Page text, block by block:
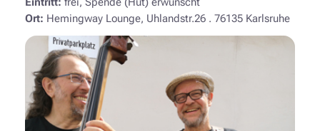
Eintritt: frei, Spende (Hut) erwünscht
Ort: Hemingway Lounge, Uhlandstr.26 . 76135 Karlsruhe